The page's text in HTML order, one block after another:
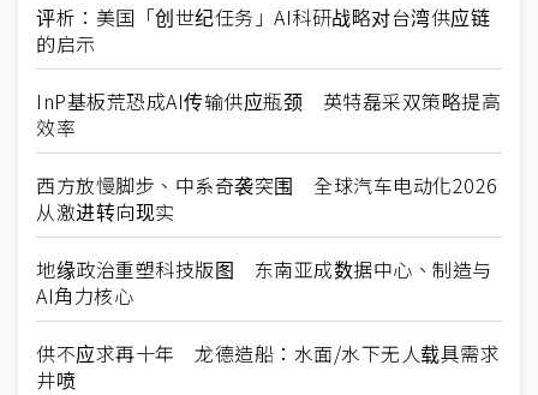
评析：美国「创世纪任务」AI科研战略对台湾供应链
的启示
InP基板荒恐成AI传输供应瓶颈 英特磊采双策略提高
效率
西方放慢脚步、中系奇袭突围 全球汽车电动化2026
从激进转向现实
地缘政治重塑科技版图 东南亚成数据中心、制造与
AI角力核心
供不应求再十年 龙德造船：水面/水下无人载具需求
井喷